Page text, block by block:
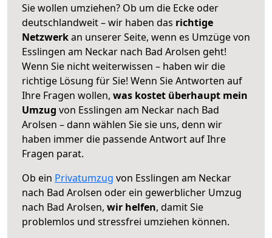
Sie wollen umziehen? Ob um die Ecke oder
deutschlandweit – wir haben das richtige
Netzwerkan unserer Seite, wenn es Umzüge von
Esslingen am Neckar nach Bad Arolsen geht!
Wenn Sie nicht weiterwissen – haben wir die
richtige Lösung für Sie! Wenn Sie Antworten auf
Ihre Fragen wollen, was kostet überhaupt mein
Umzug von Esslingen am Neckar nach Bad
Arolsen – dann wählen Sie sie uns, denn wir
haben immer die passende Antwort auf Ihre
Fragen parat.
Ob ein Privatumzug von Esslingen am Neckar
nach Bad Arolsen oder ein gewerblicher Umzug
nach Bad Arolsen, wir helfen, damit Sie
problemlos und stressfrei umziehen können.